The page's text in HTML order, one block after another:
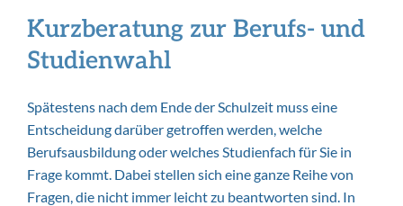
Kurzberatung zur Berufs- und
Studienwahl
Spätestens nach dem Ende der Schulzeit muss eine
Entscheidung darüber getroffen werden, welche
Berufsausbildung oder welches Studienfach für Sie in
Frage kommt. Dabei stellen sich eine ganze Reihe von
Fragen, die nicht immer leicht zu beantworten sind. In